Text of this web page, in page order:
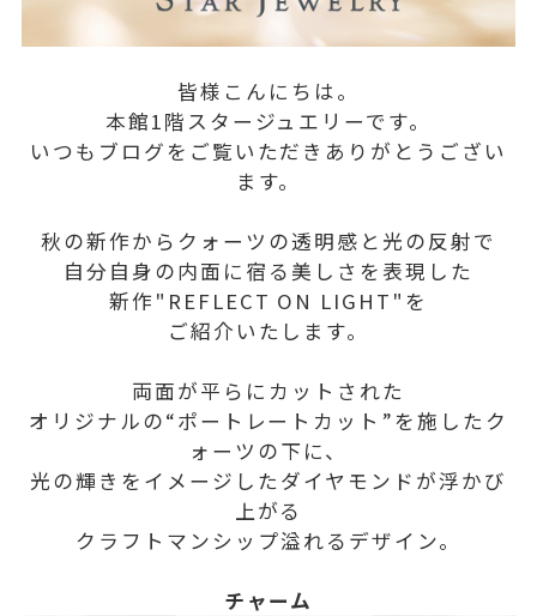
皆様こんにちは。
本館1階スタージュエリーです。
いつもブログをご覧いただきありがとうござい
ます。
秋の新作からクォーツの透明感と光の反射で
自分自身の内面に宿る美しさを表現した
新作"REFLECT ON LIGHT"を
ご紹介いたします。
両面が平らにカットされた
オリジナルの“ポートレートカット”を施したク
ォーツの下に、
光の輝きをイメージしたダイヤモンドが浮かび
上がる
クラフトマンシップ溢れるデザイン。
チャーム